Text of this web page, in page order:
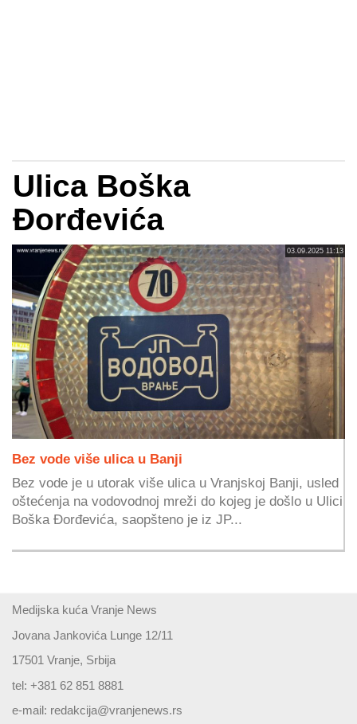
Ulica Boška
Đorđevića
03.09.2025 11:13
Bez vode više ulica u Banji
Bez vode je u utorak više ulica u Vranjskoj Banji, usled
oštećenja na vodovodnoj mreži do kojeg je došlo u Ulici
Boška Đorđevića, saopšteno je iz JP...
Medijska kuća Vranje News
Jovana Jankovića Lunge 12/11
17501 Vranje, Srbija
tel: +381 62 851 8881
e-mail: redakcija@vranjenews.rs